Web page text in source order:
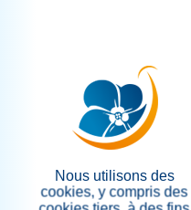
Nous utilisons des
cookies, y compris des